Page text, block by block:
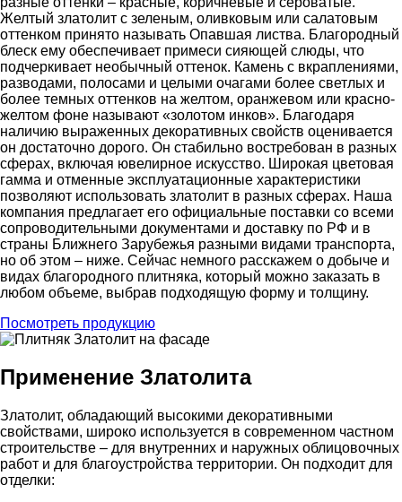
Желтый златолит с зеленым, оливковым или салатовым
оттенком принято называть Опавшая листва. Благородный
блеск ему обеспечивает примеси сияющей слюды, что
подчеркивает необычный оттенок. Камень с вкраплениями,
разводами, полосами и целыми очагами более светлых и
более темных оттенков на желтом, оранжевом или красно-
желтом фоне называют «золотом инков». Благодаря
наличию выраженных декоративных свойств оценивается
он достаточно дорого. Он стабильно востребован в разных
сферах, включая ювелирное искусство. Широкая цветовая
гамма и отменные эксплуатационные характеристики
позволяют использовать златолит в разных сферах. Наша
компания предлагает его официальные поставки со всеми
сопроводительными документами и доставку по РФ и в
страны Ближнего Зарубежья разными видами транспорта,
но об этом – ниже. Сейчас немного расскажем о добыче и
видах благородного плитняка, который можно заказать в
любом объеме, выбрав подходящую форму и толщину.
Посмотреть продукцию
Применение Златолита
Златолит, обладающий высокими декоративными
свойствами, широко используется в современном частном
строительстве – для внутренних и наружных облицовочных
работ и для благоустройства территории. Он подходит для
отделки: